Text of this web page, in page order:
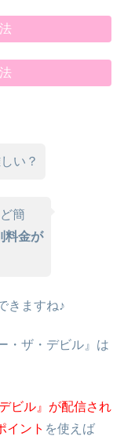
い？
簡
料金が
きますね♪
・ザ・デビル』は
ビル』が配信され
イント を使えば